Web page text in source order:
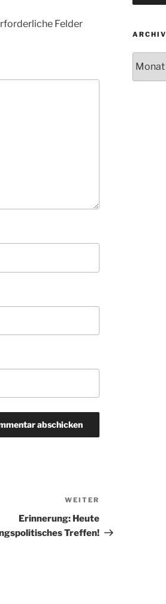
Felder
Beitrag
WEITER
Erinnerung: Heute
Treffen!
ARCHIV